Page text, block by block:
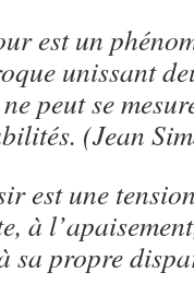
est un
unissant
peut se
(Jean
est une
à
sa propre